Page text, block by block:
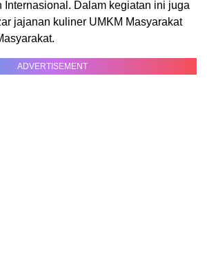
Internasional. Dalam kegiatan ini juga
jajanan kuliner UMKM Masyarakat
ADVERTISEMENT